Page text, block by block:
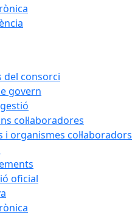
del consorci
govern
col·laboradores
i organismes col·laboradors
oficial